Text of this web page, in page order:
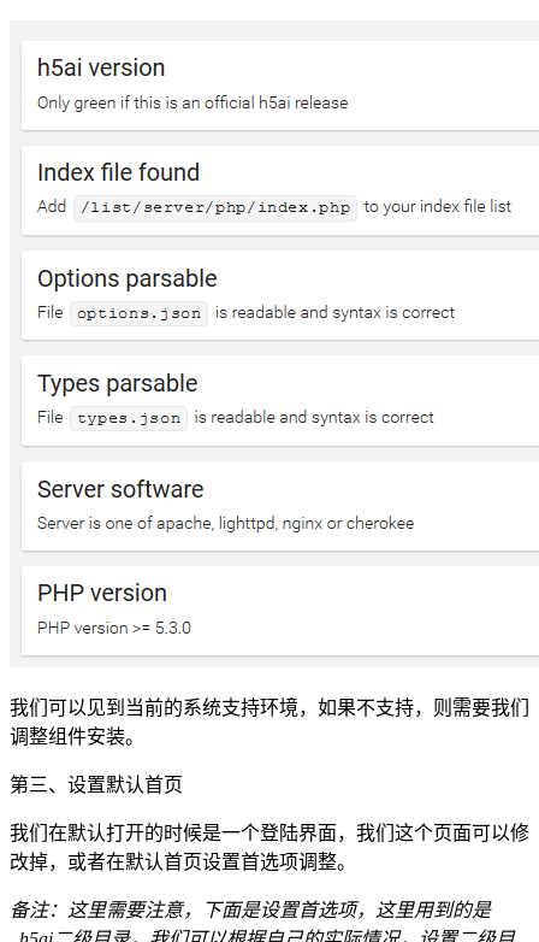
我们可以见到当前的系统支持环境，如果不支持，则需要我们
调整组件安装。
第三、设置默认首页
我们在默认打开的时候是一个登陆界面，我们这个页面可以修
改掉，或者在默认首页设置首选项调整。
备注：这里需要注意，下面是设置首选项，这里用到的是